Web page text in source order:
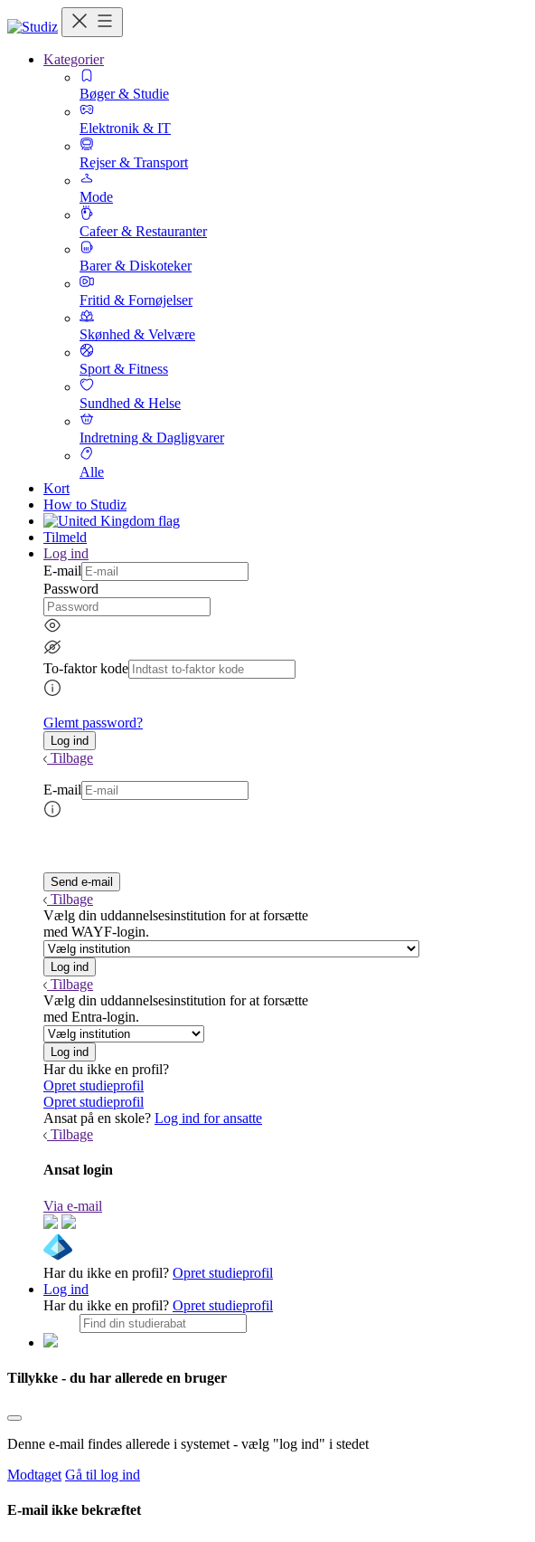
Kategorier
Bøger & Studie
Elektronik & IT
Rejser & Transport
Mode
Cafeer & Restauranter
Barer & Diskoteker
Fritid & Fornøjelser
Skønhed & Velvære
Sport & Fitness
Sundhed & Helse
Indretning & Dagligvarer
Alle
Kort
How to Studiz
Tilmeld
Log ind
E-mail
Password
To-faktor kode
Glemt password?
Tilbage
E-mail
Tilbage
Vælg din uddannelsesinstitution for at forsætte
med WAYF-login.
Tilbage
Vælg din uddannelsesinstitution for at forsætte
med Entra-login.
Har du ikke en profil?
Opret studieprofil
Opret studieprofil
Ansat på en skole? Log ind for ansatte
Tilbage
Ansat login
Via e-mail
Har du ikke en profil? Opret studieprofil
Log ind
Har du ikke en profil? Opret studieprofil
Tillykke - du har allerede en bruger
Denne e-mail findes allerede i systemet - vælg "log ind" i stedet
Modtaget Gå til log ind
E-mail ikke bekræftet